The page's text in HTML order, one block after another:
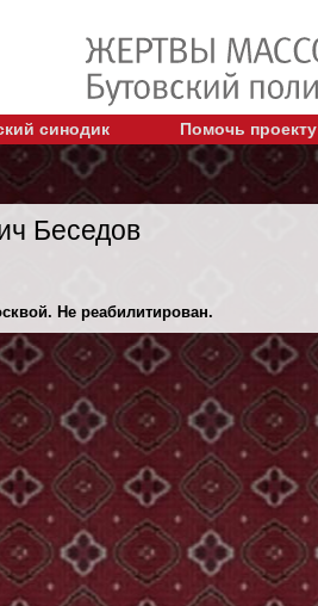
синодик Помочь проекту
Беседов
Не реабилитирован.